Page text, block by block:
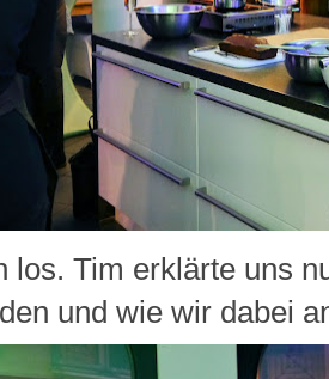
los. Tim erklärte uns
und wie wir dabei